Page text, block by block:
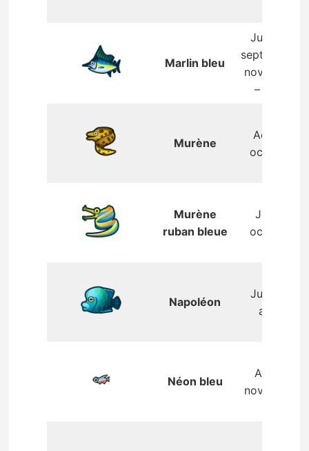
Marlin bleu
Juillet –
septembre,
novembre
– avril
Murène
Août –
octobre
Murène
ruban bleue
Juin –
octobre
Napoléon
Juillet –
août
Néon bleu
Avril –
novembre